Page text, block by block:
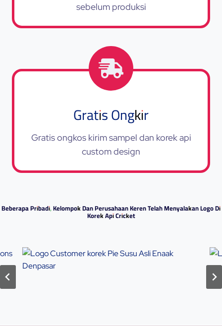
sebelum produksi
Gratis Ongkir
Gratis ongkos kirim sampel dan korek api
custom design
Beberapa Pribadi, Kelompok Dan Perusahaan Keren Telah Menyalakan Logo Di
Korek Api Cricket